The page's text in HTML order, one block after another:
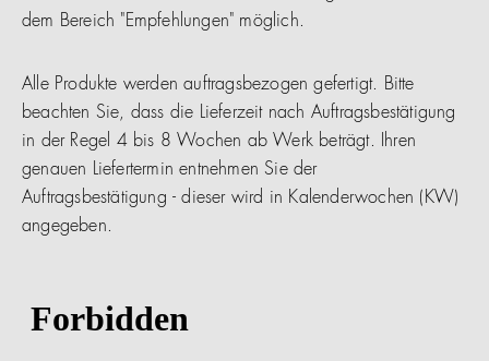
dem Bereich "Empfehlungen" möglich.
Alle Produkte werden auftragsbezogen gefertigt. Bitte
beachten Sie, dass die Lieferzeit nach Auftragsbestätigung
in der Regel 4 bis 8 Wochen ab Werk beträgt. Ihren
genauen Liefertermin entnehmen Sie der
Auftragsbestätigung - dieser wird in Kalenderwochen (KW)
angegeben.